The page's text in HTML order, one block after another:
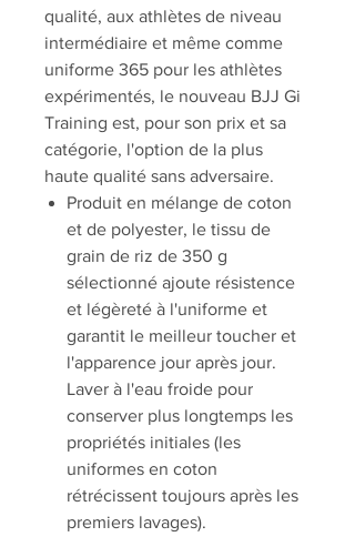
qualité, aux athlètes de niveau
intermédiaire et même comme
uniforme 365 pour les athlètes
expérimentés, le nouveau BJJ Gi
Training est, pour son prix et sa
catégorie, l'option de la plus
haute qualité sans adversaire.
Produit en mélange de coton
et de polyester, le tissu de
grain de riz de 350 g
sélectionné ajoute résistence
et légèreté à l'uniforme et
garantit le meilleur toucher et
l'apparence jour après jour.
Laver à l'eau froide pour
conserver plus longtemps les
propriétés initiales (les
uniformes en coton
rétrécissent toujours après les
premiers lavages).